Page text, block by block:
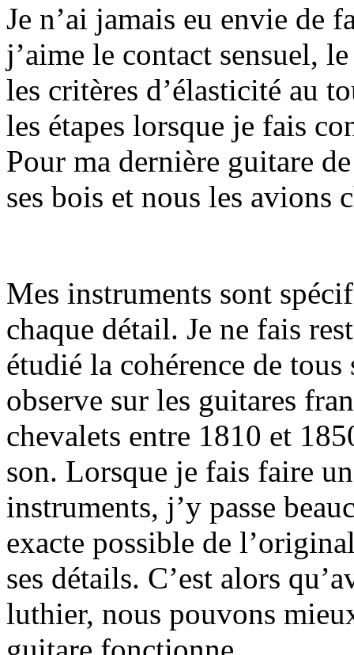
Je n’ai jamais eu envie de
j’aime le contact sensuel,
les critères d’élasticité au
les étapes lorsque je fais
Pour ma dernière guitare
ses bois et nous les avions
Mes instruments sont
chaque détail. Je ne fais
étudié la cohérence de
observe sur les guitares
chevalets entre 1810 et
son. Lorsque je fais faire
instruments, j’y passe
exacte possible de
ses détails. C’est alors
luthier, nous pouvons